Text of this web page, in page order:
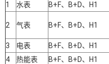
1 水表 B+F、B+D、H1
2 气表 B+F、B+D、H1
3
电表 B+F、B+D、H1
4
热能表 B+F、B+D、H1